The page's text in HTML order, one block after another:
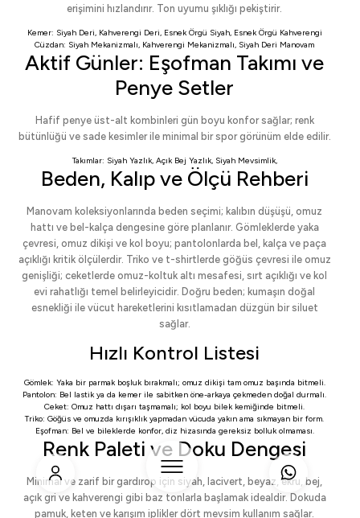
erişimini hızlandırır. Ton uyumu şıklığı pekiştirir.
Kemer: Siyah Deri, Kahverengi Deri, Esnek Örgü Siyah, Esnek Örgü Kahverengi
Cüzdan: Siyah Mekanizmalı, Kahverengi Mekanizmalı, Siyah Deri Manovam
Aktif Günler: Eşofman Takımı ve
Penye Setler
Hafif penye üst-alt kombinleri gün boyu konfor sağlar; renk
bütünlüğü ve sade kesimler ile minimal bir spor görünüm elde edilir.
Takımlar: Siyah Yazlık, Açık Bej Yazlık, Siyah Mevsimlik,
Beden, Kalıp ve Ölçü Rehberi
Manovam koleksiyonlarında beden seçimi; kalıbın düşüşü, omuz
hattı ve bel-kalça dengesine göre planlanır. Gömleklerde yaka
çevresi, omuz dikişi ve kol boyu; pantolonlarda bel, kalça ve paça
açıklığı kritik ölçülerdir. Triko ve t-shirtlerde göğüs çevresi ile omuz
genişliği; ceketlerde omuz-koltuk altı mesafesi, sırt açıklığı ve kol
evi rahatlığı temel belirleyicidir. Doğru beden; kumaşın doğal
esnekliği ile vücut hareketlerini kısıtlamadan düzgün bir siluet
sağlar.
Hızlı Kontrol Listesi
Gömlek: Yaka bir parmak boşluk bırakmalı; omuz dikişi tam omuz başında bitmeli.
Pantolon: Bel lastik ya da kemer ile sabitken öne-arkaya çekmeden doğal durmalı.
Ceket: Omuz hattı dışarı taşmamalı; kol boyu bilek kemiğinde bitmeli.
Triko: Göğüs ve omuzda kırışıklık yapmadan vücuda yakın ama sıkmayan bir form.
Eşofman: Bel ve bileklerde konfor, diz hizasında gereksiz bolluk olmaması.
Renk Paleti ve Doku Dengesi
Minimal ve zarif bir gardırop için siyah, lacivert, beyaz, ekru, bej,
açık gri ve kahverengi gibi baz tonlarla başlamak idealdir. Dokuda
pamuk, keten ve karışım iplikler dört mevsim kullanım sağlar.